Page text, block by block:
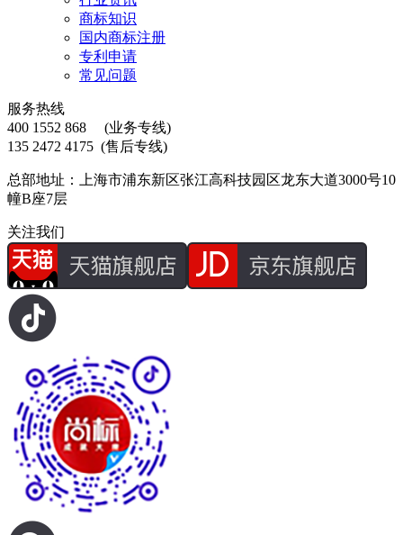
商标知识
国内商标注册
专利申请
常见问题
服务热线
400 1552 868
(业务专线)
135 2472 4175 (售后专线)
总部地址：上海市浦东新区张江高科技园区龙东大道3000号10
幢B座7层
关注我们